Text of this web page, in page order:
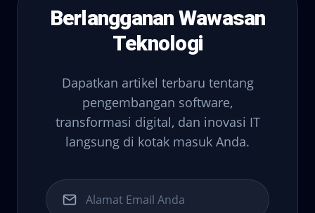
Berlangganan Wawasan
Teknologi
Dapatkan artikel terbaru tentang
pengembangan software,
transformasi digital, dan inovasi IT
langsung di kotak masuk Anda.